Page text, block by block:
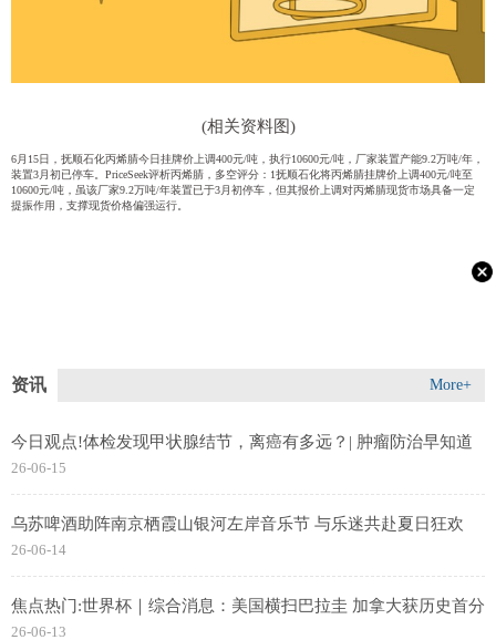
(相关资料图)
6月15日，抚顺石化丙烯腈今日挂牌价上调400元/吨，执行10600元/吨，厂家装置产能9.2万吨/年，
装置3月初已停车。PriceSeek评析丙烯腈，多空评分：1抚顺石化将丙烯腈挂牌价上调400元/吨至
10600元/吨，虽该厂家9.2万吨/年装置已于3月初停车，但其报价上调对丙烯腈现货市场具备一定
提振作用，支撑现货价格偏强运行。
资讯 More+
今日观点!体检发现甲状腺结节，离癌有多远？| 肿瘤防治早知道
26-06-15
乌苏啤酒助阵南京栖霞山银河左岸音乐节 与乐迷共赴夏日狂欢
26-06-14
焦点热门:世界杯｜综合消息：美国横扫巴拉圭 加拿大获历史首分
26-06-13